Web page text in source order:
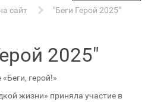
сайт "Беги Герой 2025"
2025"
герой!»
жизни» приняла участие в